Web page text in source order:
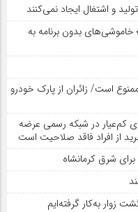
و اشتغال ایجاد نمی‌کنند
خاموشی‌های بدون برنامه به
است/ زائران از پارک خودرو
کم‌عیار در شبکه رسمی عرضه
از افراد فاقد صلاحیت است
شرق کرمانشاه
زوار به‌کار گرفته‌ایم